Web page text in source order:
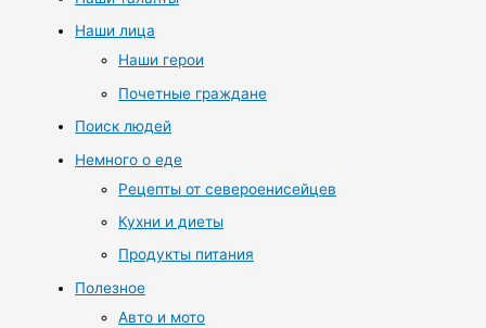
Наши лица
Наши герои
Почетные граждане
Поиск людей
Немного о еде
Рецепты от североенисейцев
Кухни и диеты
Продукты питания
Полезное
Авто и мото